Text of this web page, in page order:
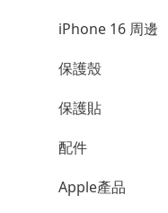
iPhone 16 周邊
保護殼
保護貼
配件
Apple產品